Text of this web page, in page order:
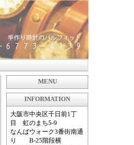
MENU
INFORMATION
大阪市中央区千日前1丁
目 虹のまち5-9
なんばウォーク3番街南通
り B-25階段横